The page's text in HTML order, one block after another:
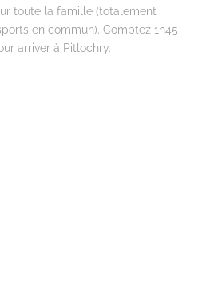
toute la famille (totalement
en commun). Comptez 1h45
arriver à Pitlochry.